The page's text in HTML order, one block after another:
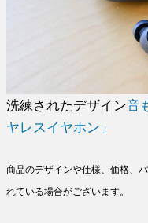
洗練されたデザイン音
ヤレスイヤホン」
商品のデザインや仕様、価格、
れている場合がございます。